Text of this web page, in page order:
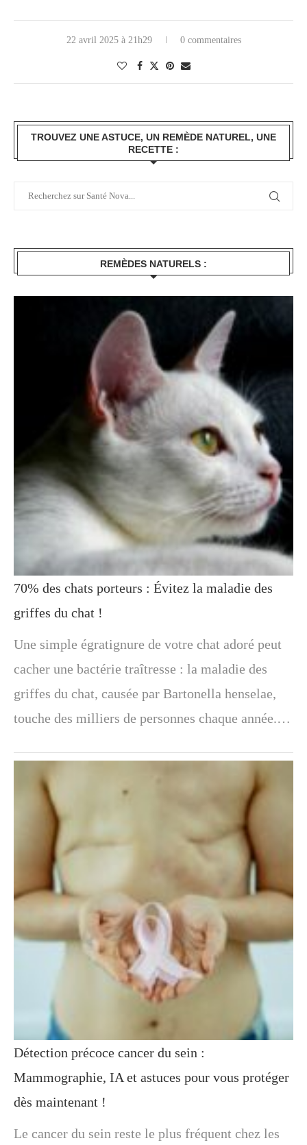
22 avril 2025 à 21h29 0 commentaires
TROUVEZ UNE ASTUCE, UN REMÈDE NATUREL, UNE
RECETTE :
REMÈDES NATURELS :
70% des chats porteurs : Évitez la maladie des
griffes du chat !
Une simple égratignure de votre chat adoré peut
cacher une bactérie traîtresse : la maladie des
griffes du chat, causée par Bartonella henselae,
touche des milliers de personnes chaque année.…
Détection précoce cancer du sein :
Mammographie, IA et astuces pour vous protéger
dès maintenant !
Le cancer du sein reste le plus fréquent chez les